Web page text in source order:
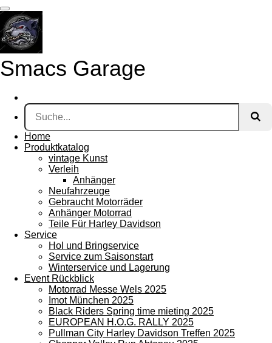
Zum
Hauptinhalt
springen
Smacs Garage
Home
Produktkatalog
vintage Kunst
Verleih
Anhänger
Neufahrzeuge
Gebraucht Motorräder
Anhänger Motorrad
Teile Für Harley Davidson
Service
Hol und Bringservice
Service zum Saisonstart
Winterservice und Lagerung
Event Rückblick
Motorrad Messe Wels 2025
Imot München 2025
Black Riders Spring time mieting 2025
EUROPEAN H.O.G. RALLY 2025
Pullman City Harley Davidson Treffen 2025